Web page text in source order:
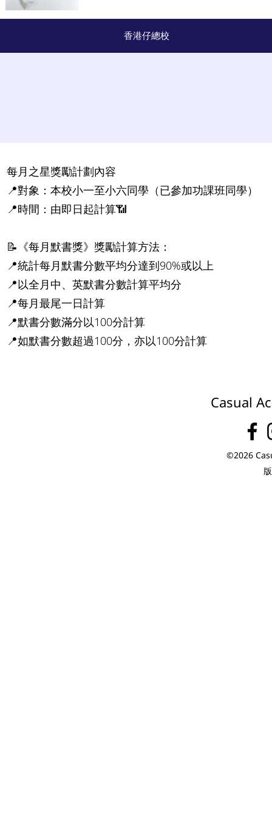
香港仔總校
每月之星獎勵計劃內容
📍對象：本校小一至小六同學（已參加功課班同學）
📍時間：由即日起計算📶
📝《每月默書獎》獎勵計算方法：
📍統計每月默書分數平均分達到90%或以上
📍以全月中、英默書分數計算平均分
📍每月最尾一日計算
📍默書分數滿分以100分計算
📍如默書分數超過100分，亦以100分計算
Casual
©2026